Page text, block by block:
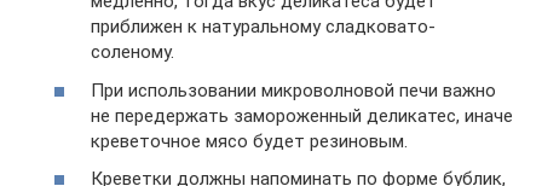
приближен к натуральному сладковато-
соленому.
При использовании микроволновой печи важно
не передержать замороженный деликатес, иначе
креветочное мясо будет резиновым.
Креветки должны напоминать по форме бублик,